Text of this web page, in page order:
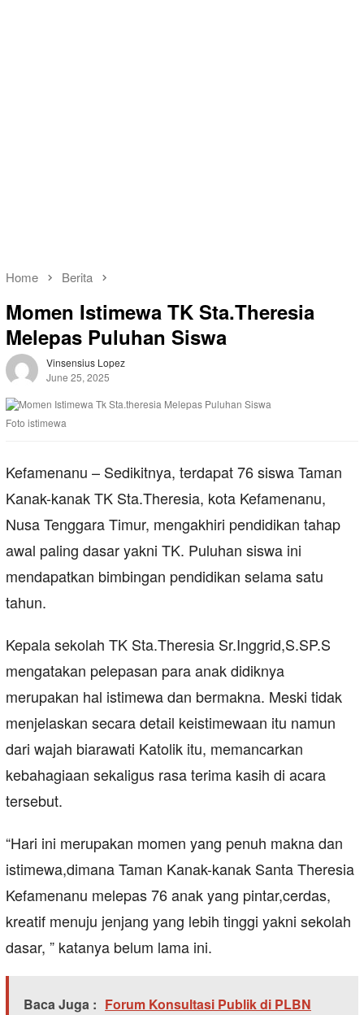
Home Berita
Momen Istimewa TK Sta.Theresia
Melepas Puluhan Siswa
Vinsensius Lopez
June 25, 2025
Foto istimewa
Kefamenanu – Sedikitnya, terdapat 76 siswa Taman
Kanak-kanak TK Sta.Theresia, kota Kefamenanu,
Nusa Tenggara Timur, mengakhiri pendidikan tahap
awal paling dasar yakni TK. Puluhan siswa ini
mendapatkan bimbingan pendidikan selama satu
tahun.
Kepala sekolah TK Sta.Theresia Sr.Inggrid,S.SP.S
mengatakan pelepasan para anak didiknya
merupakan hal istimewa dan bermakna. Meski tidak
menjelaskan secara detail keistimewaan itu namun
dari wajah biarawati Katolik itu, memancarkan
kebahagiaan sekaligus rasa terima kasih di acara
tersebut.
“Hari ini merupakan momen yang penuh makna dan
istimewa,dimana Taman Kanak-kanak Santa Theresia
Kefamenanu melepas 76 anak yang pintar,cerdas,
kreatif menuju jenjang yang lebih tinggi yakni sekolah
dasar, ” katanya belum lama ini.
Baca Juga : Forum Konsultasi Publik di PLBN